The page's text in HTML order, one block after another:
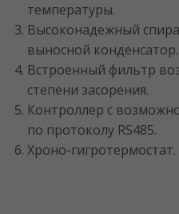
температуры.
Высоконадежный
выносной конденсатор.
Встроенный фильтр
степени засорения.
Контроллер с
по протоколу RS485.
Хроно-гигротермостат.